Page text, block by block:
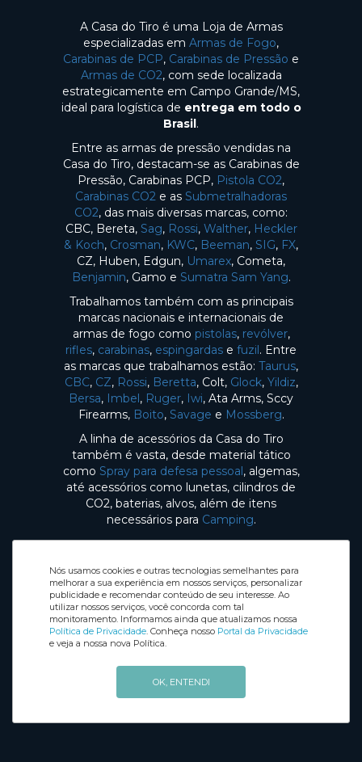
Nós usamos cookies e outras tecnologias semelhantes para
melhorar a sua experiência em nossos serviços, personalizar
publicidade e recomendar conteúdo de seu interesse. Ao
utilizar nossos serviços, você concorda com tal
monitoramento. Informamos ainda que atualizamos nossa
Política de Privacidade. Conheça nosso Portal da Privacidade
e veja a nossa nova Política.
OK, ENTENDI
A Casa do Tiro é uma Loja de Armas
especializadas em Armas de Fogo,
Carabinas de PCP, Carabinas de Pressão e
Armas de CO2, com sede localizada
estrategicamente em Campo Grande/MS,
ideal para logística de entrega em todo o
Brasil.
Entre as armas de pressão vendidas na
Casa do Tiro, destacam-se as Carabinas de
Pressão, Carabinas PCP, Pistola CO2,
Carabinas CO2 e as Submetralhadoras
CO2, das mais diversas marcas, como:
CBC, Bereta, Sag, Rossi, Walther, Heckler
& Koch, Crosman, KWC, Beeman, SIG, FX,
CZ, Huben, Edgun, Umarex, Cometa,
Benjamin, Gamo e Sumatra Sam Yang.
Trabalhamos também com as principais
marcas nacionais e internacionais de
armas de fogo como pistolas, revólver,
rifles, carabinas, espingardas e fuzil. Entre
as marcas que trabalhamos estão: Taurus,
CBC, CZ, Rossi, Beretta, Colt, Glock, Yildiz,
Bersa, Imbel, Ruger, Iwi, Ata Arms, Sccy
Firearms, Boito, Savage e Mossberg.
A linha de acessórios da Casa do Tiro
também é vasta, desde material tático
como Spray para defesa pessoal, algemas,
até acessórios como lunetas, cilindros de
CO2, baterias, alvos, além de itens
necessários para Camping.
Selos de Segurança Redes sociais